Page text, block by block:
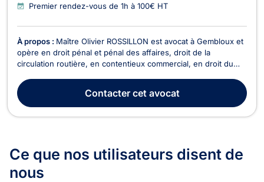
Premier rendez-vous de 1h à 100€ HT
À propos : Maître Olivier ROSSILLON est avocat à Gembloux et
opère en droit pénal et pénal des affaires, droit de la
circulation routière, en contentieux commercial, en droit du
droit Européen et en droit de la responsabilité civile. Il vous
accompagne pour tout conten...
Contactercet avocat
Ce que nos utilisateurs disent de
nous